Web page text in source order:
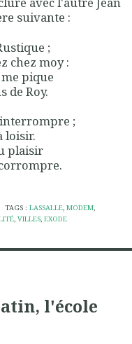
suivante :
;
chez moy :
me pique
de Roy.
;
loisir.
plaisir
TAGS :LASSALLE,MODEM,
, VILLES, EXODE
l'école